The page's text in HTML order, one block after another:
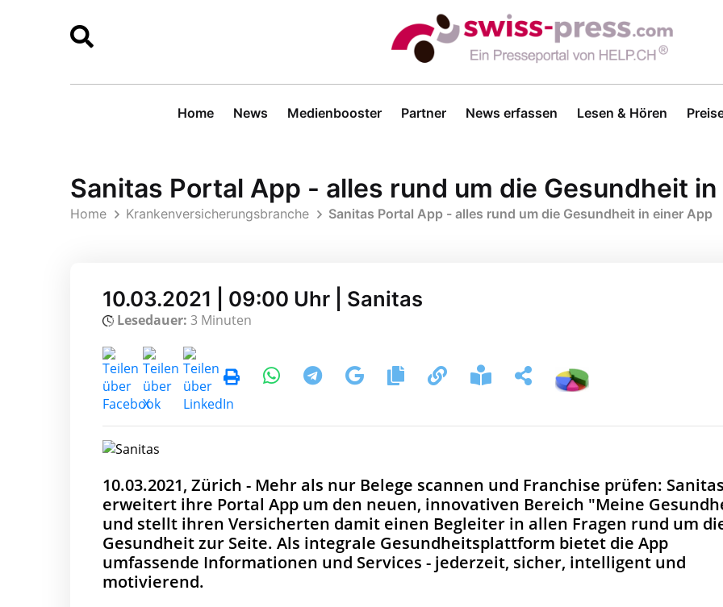
Home News Medienbooster Partner News erfassen Lesen & Hören
Sanitas Portal App - alles rund um die Gesundheit
Home Krankenversicherungsbranche Sanitas Portal App - alles rund um die Gesundheit in einer App
10.03.2021 | 09:00 Uhr | Sanitas
Lesedauer: 3 Minuten
10.03.2021, Zürich - Mehr als nur Belege scannen und Franchise prüfen:
erweitert ihre Portal App um den neuen, innovativen Bereich "Meine
und stellt ihren Versicherten damit einen Begleiter in allen Fragen rund um
Gesundheit zur Seite. Als integrale Gesundheitsplattform bietet die App
umfassende Informationen und Services - jederzeit, sicher, intelligent und
motivierend.